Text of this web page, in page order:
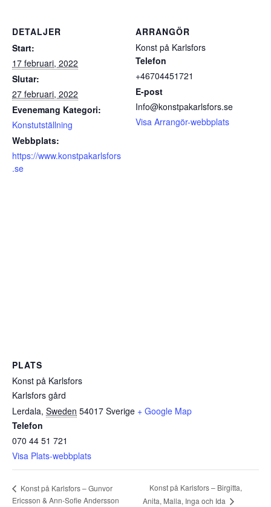
DETALJER
Start:
17 februari, 2022
Slutar:
27 februari, 2022
Evenemang Kategori:
Konstutställning
Webbplats:
https://www.konstpakarlsfors
.se
ARRANGÖR
Konst på Karlsfors
Telefon
+46704451721
E-post
Info@konstpakarlsfors.se
Visa Arrangör-webbplats
PLATS
Konst på Karlsfors
Karlsfors gård
Lerdala, Sweden 54017 Sverige + Google Map
Telefon
070 44 51 721
Visa Plats-webbplats
Konst på Karlsfors – Gunvor
Ericsson & Ann-Sofie Andersson
Konst på Karlsfors – Birgitta,
Anita, Malla, Inga och Ida